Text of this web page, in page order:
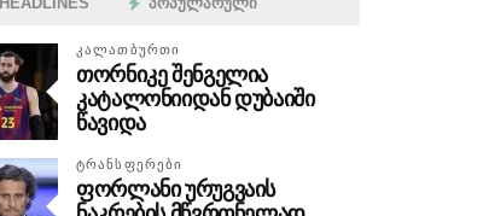
ᲙᲐᲚᲐᲗᲑᲣᲠᲗᲘ
თორნიკე შენგელია
კატალონიიდან დუბაიში
წავიდა
ᲢᲠᲐᲜᲡᲤᲔᲠᲔᲑᲘ
ფორლანი ურუგვაის